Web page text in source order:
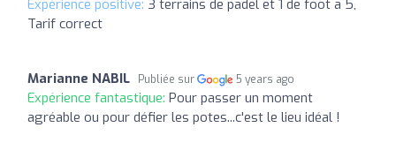
Expérience positive: 3 terrains de padel et 1 de foot a 5,
Tarif correct
Marianne NABIL Publiée sur 5 years ago
Expérience fantastique: Pour passer un moment
agréable ou pour défier les potes...c'est le lieu idéal !